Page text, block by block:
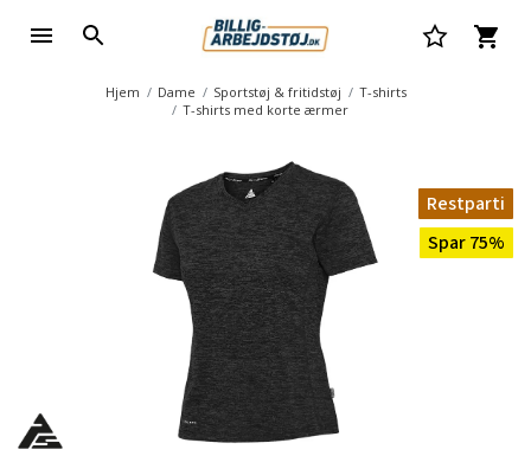
Hjem Dame Sportstøj & fritidstøj
T-shirts
T-shirts med korte ærmer
Restparti
Spar 75%